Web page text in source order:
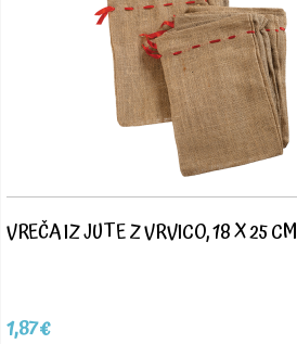
VREČA IZ JUTE Z VRVICO, 18 X 25 CM
1,87€